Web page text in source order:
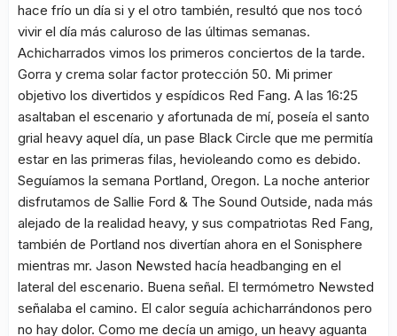
hace frío un día si y el otro también, resultó que nos tocó
vivir el día más caluroso de las últimas semanas.
Achicharrados vimos los primeros conciertos de la tarde.
Gorra y crema solar factor protección 50. Mi primer
objetivo los divertidos y espídicos Red Fang. A las 16:25
asaltaban el escenario y afortunada de mí, poseía el santo
grial heavy aquel día, un pase Black Circle que me permitía
estar en las primeras filas, hevioleando como es debido.
Seguíamos la semana Portland, Oregon. La noche anterior
disfrutamos de Sallie Ford & The Sound Outside, nada más
alejado de la realidad heavy, y sus compatriotas Red Fang,
también de Portland nos divertían ahora en el Sonisphere
mientras mr. Jason Newsted hacía headbanging en el
lateral del escenario. Buena señal. El termómetro Newsted
señalaba el camino. El calor seguía achicharrándonos pero
no hay dolor. Como me decía un amigo, un heavy aguanta